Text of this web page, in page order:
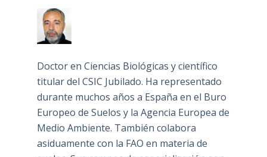
Doctor en Ciencias Biológicas y científico
titular del CSIC Jubilado. Ha representado
durante muchos años a España en el Buro
Europeo de Suelos y la Agencia Europea de
Medio Ambiente. También colabora
asiduamente con la FAO en materia de